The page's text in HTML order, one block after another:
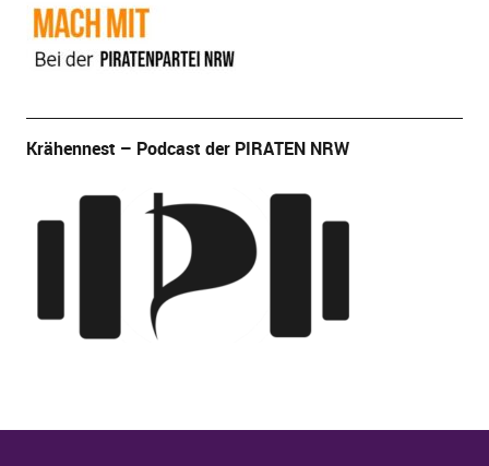
Krähennest – Podcast der PIRATEN NRW